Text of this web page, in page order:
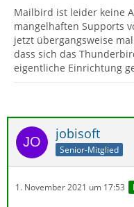
Mailbird ist leider keine
mangelhaften Supports
jetzt übergangsweise
dass sich das
eigentliche Einrichtung
jobisoft
Senior-Mitglied
1. November 2021 um 17:53